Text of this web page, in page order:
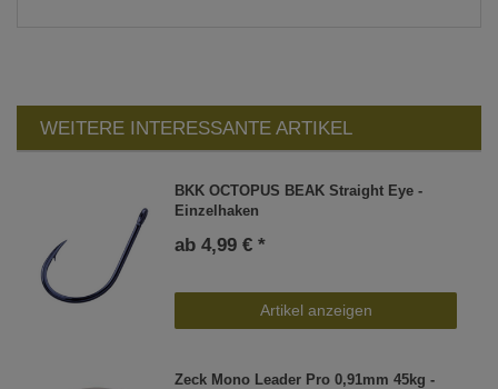
WEITERE INTERESSANTE ARTIKEL
BKK OCTOPUS BEAK Straight Eye -
Einzelhaken
ab 4,99 € *
Artikel anzeigen
Zeck Mono Leader Pro 0,91mm 45kg -